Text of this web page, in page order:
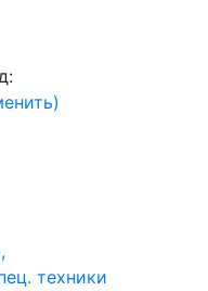
техники